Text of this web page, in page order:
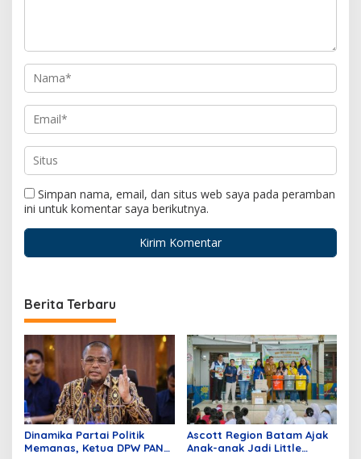
Simpan nama, email, dan situs web saya pada peramban
ini untuk komentar saya berikutnya.
Berita Terbaru
Dinamika Partai Politik
Memanas, Ketua DPW PAN
Ascott Region Batam Ajak
Anak-anak Jadi Little